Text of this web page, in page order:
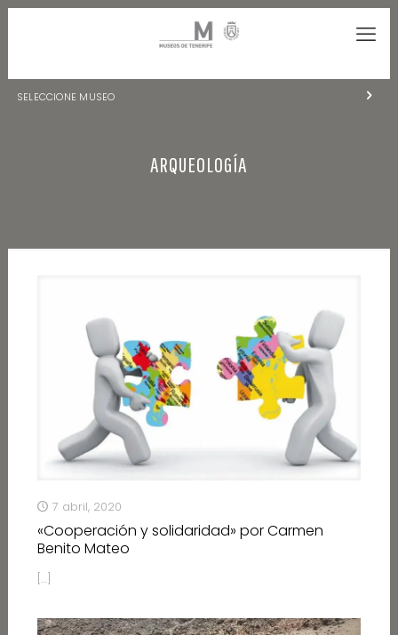
SELECCIONE MUSEO
NATURALEZA Y ARQUEOLOGÍA
CUEVA DEL VIENTO
ARQUEOLOGÍA
7 abril, 2020
«Cooperación y solidaridad» por Carmen
Benito Mateo
[…]